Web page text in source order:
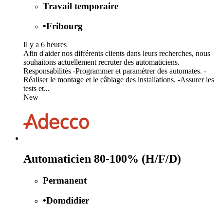
Travail temporaire
•Fribourg
Il y a 6 heures
Afin d'aider nos différents clients dans leurs recherches, nous
souhaitons actuellement recruter des automaticiens.
Responsabilités -Programmer et paramétrer des automates. -
Réaliser le montage et le câblage des installations. -Assurer les
tests et...
New
Automaticien 80-100% (H/F/D)
Permanent
•Domdidier